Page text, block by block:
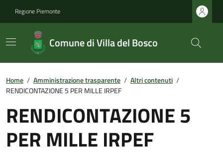
Regione Piemonte
Comune di Villa del Bosco
Home / Amministrazione trasparente / Altri contenuti /
RENDICONTAZIONE 5 PER MILLE IRPEF
RENDICONTAZIONE 5
PER MILLE IRPEF